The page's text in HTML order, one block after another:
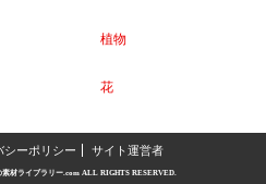
植物
花
シーポリシー サイト運営者
素材ライブラリー.com ALL RIGHTS RESERVED.